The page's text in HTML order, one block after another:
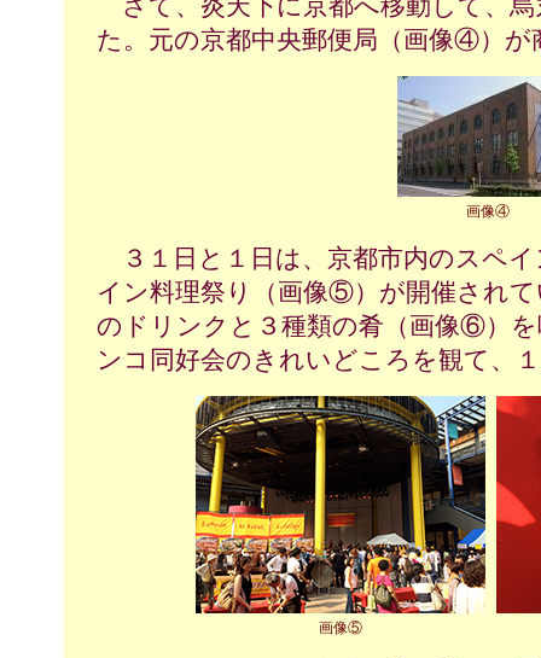
さて、炎天下に京都へ移動して、
た。元の京都中央郵便局（画像④）
画像④
３１日と１日は、京都市内のスペ
イン料理祭り（画像⑤）が開催され
のドリンクと３種類の肴（画像⑥）
ンコ同好会のきれいどころを観て、
画像⑤